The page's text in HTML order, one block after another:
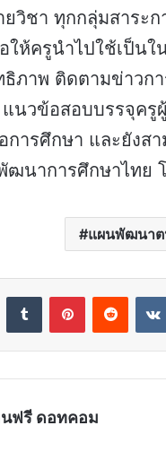
ชา ทุกกลุ่มสาระก
ห้ครูนำไปใช้เป็นใ
ธิภาพ ติดตามข่าวก
นวข้อสอบบรรจุครู
การศึกษา และยังส
ฒนาการศึกษาไทย
แผนพัฒนาต
Tumblr PinterestReddit
ฟรี ดอทคอม